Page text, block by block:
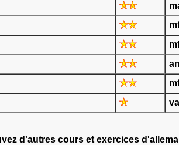
d'autres cours et exercices